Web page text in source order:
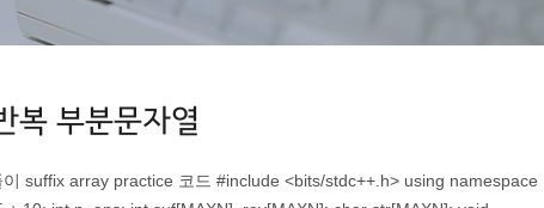
복 부분문자열
suffix array practice 코드 #include <bits/stdc++.h> using namespace